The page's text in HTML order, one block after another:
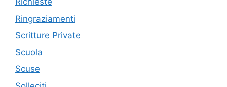
Ringraziamenti
Scritture Private
Scuola
Scuse